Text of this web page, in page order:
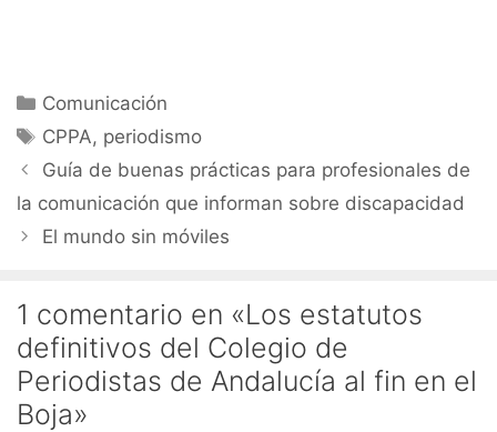
Categorías
Comunicación
Etiquetas
CPPA, periodismo
Guía de buenas prácticas para profesionales de
la comunicación que informan sobre discapacidad
El mundo sin móviles
1 comentario en «Los estatutos
definitivos del Colegio de
Periodistas de Andalucía al fin en el
Boja»